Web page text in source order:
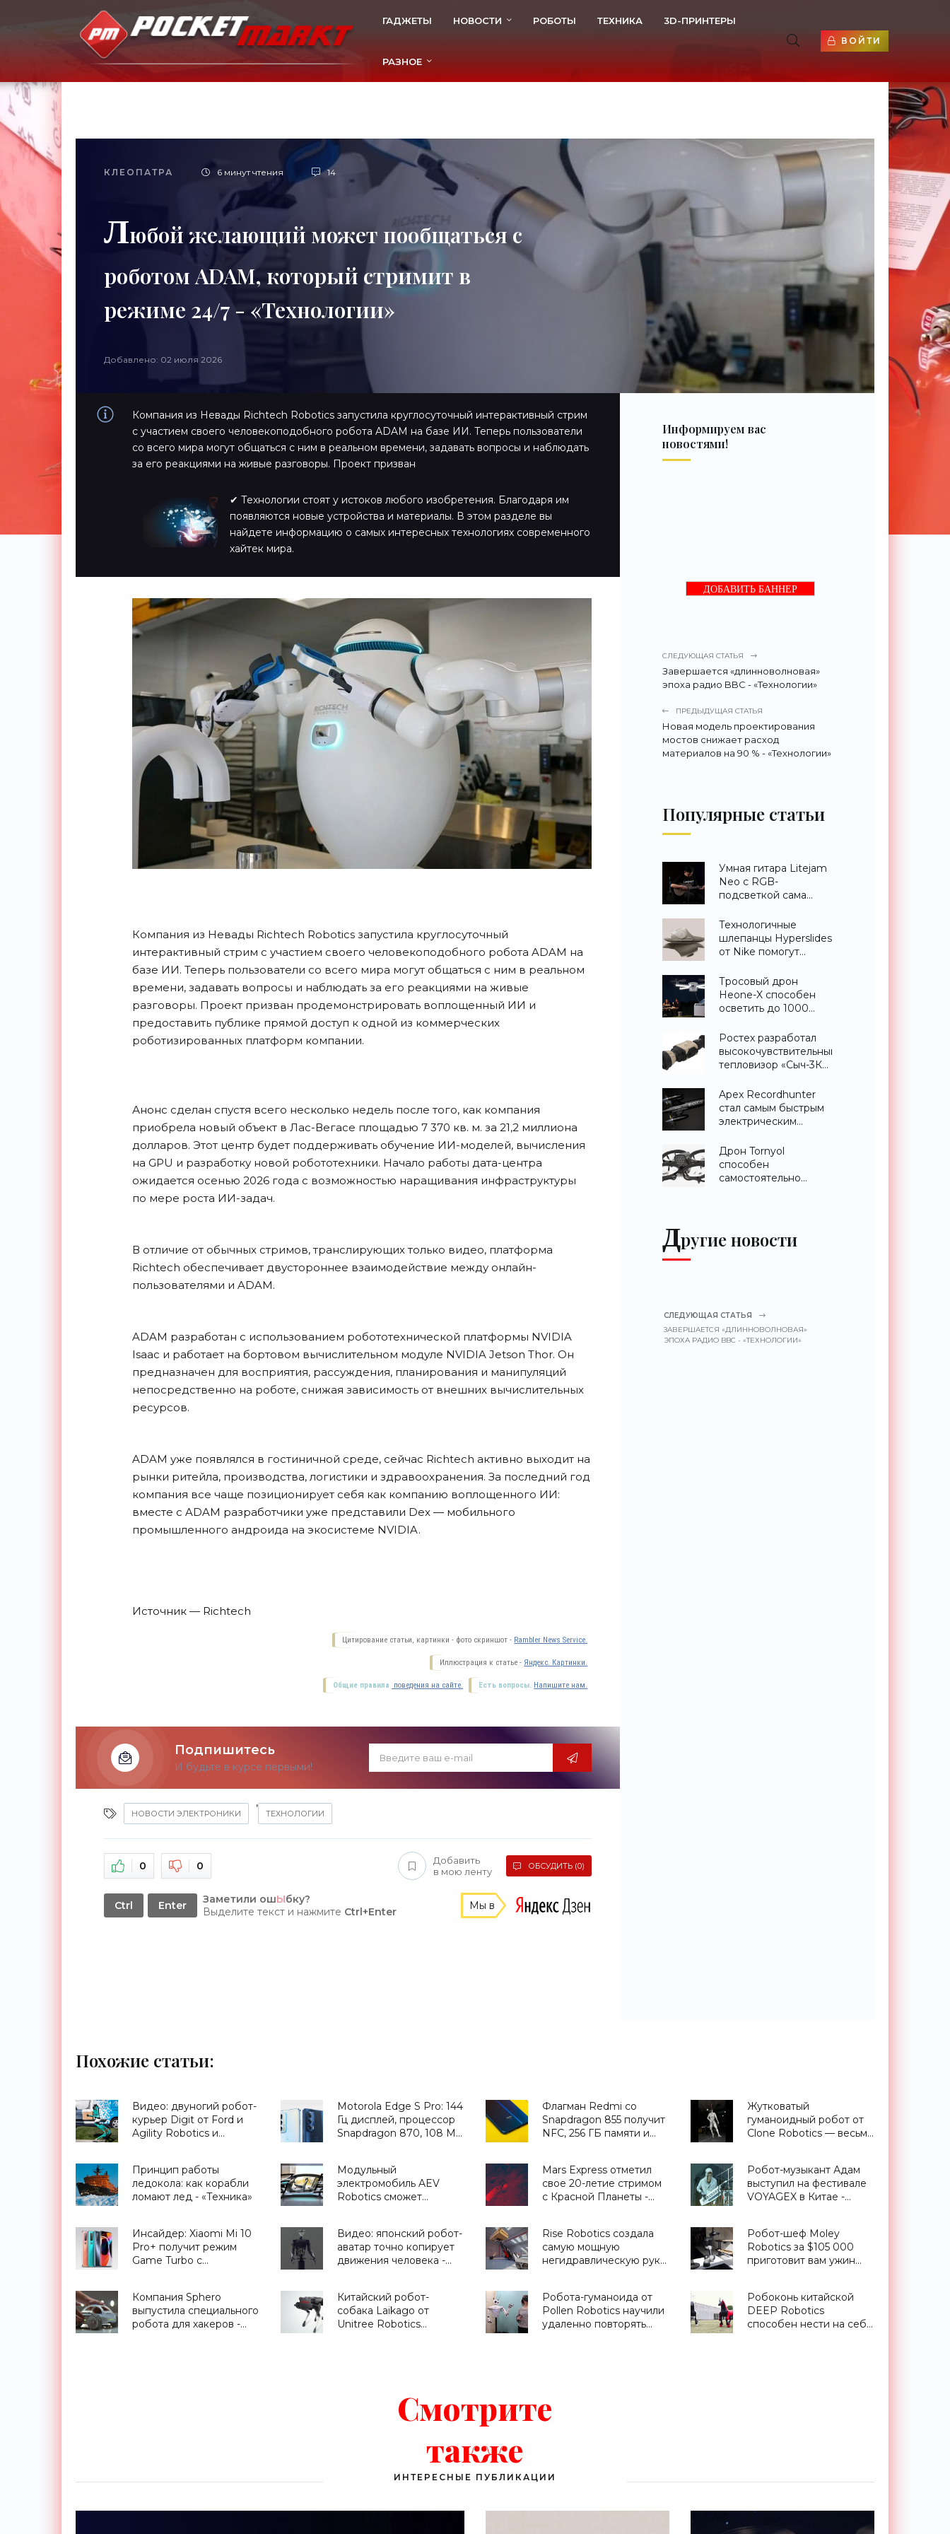
ГАДЖЕТЫ НОВОСТИ РОБОТЫ ТЕХНИКА 3D-ПРИНТЕРЫ
РАЗНОЕ
ВОЙТИ
КЛЕОПАТРА 6 минут чтения 14
Любой желающий может пообщаться с
роботом ADAM, который стримит в
режиме 24/7 - «Технологии»
Добавлено: 02 июля 2026
Компания из Невады Richtech Robotics запустила круглосуточный интерактивный стрим
с участием своего человекоподобного робота ADAM на базе ИИ. Теперь пользователи
со всего мира могут общаться с ним в реальном времени, задавать вопросы и наблюдать
за его реакциями на живые разговоры. Проект призван
✔ Технологии стоят у истоков любого изобретения. Благодаря им
появляются новые устройства и материалы. В этом разделе вы
найдете информацию о самых интересных технологиях современного
хайтек мира.
Компания из Невады Richtech Robotics запустила круглосуточный
интерактивный стрим с участием своего человекоподобного робота ADAM на
базе ИИ. Теперь пользователи со всего мира могут общаться с ним в реальном
времени, задавать вопросы и наблюдать за его реакциями на живые
разговоры. Проект призван продемонстрировать воплощенный ИИ и
предоставить публике прямой доступ к одной из коммерческих
роботизированных платформ компании.
Анонс сделан спустя всего несколько недель после того, как компания
приобрела новый объект в Лас-Вегасе площадью 7 370 кв. м. за 21,2 миллиона
долларов. Этот центр будет поддерживать обучение ИИ-моделей, вычисления
на GPU и разработку новой робототехники. Начало работы дата-центра
ожидается осенью 2026 года с возможностью наращивания инфраструктуры
по мере роста ИИ-задач.
В отличие от обычных стримов, транслирующих только видео, платформа
Richtech обеспечивает двустороннее взаимодействие между онлайн-
пользователями и ADAM.
ADAM разработан с использованием робототехнической платформы NVIDIA
Isaac и работает на бортовом вычислительном модуле NVIDIA Jetson Thor. Он
предназначен для восприятия, рассуждения, планирования и манипуляций
непосредственно на роботе, снижая зависимость от внешних вычислительных
ресурсов.
ADAM уже появлялся в гостиничной среде, сейчас Richtech активно выходит на
рынки ритейла, производства, логистики и здравоохранения. За последний год
компания все чаще позиционирует себя как компанию воплощенного ИИ:
вместе с ADAM разработчики уже представили Dex — мобильного
промышленного андроида на экосистеме NVIDIA.
Источник — Richtech
Цитирование статьи, картинки - фото скриншот - Rambler News Service.
Иллюстрация к статье - Яндекс. Картинки.
Есть вопросы. Напишите нам.
Общие правила поведения на сайте.
Подпишитесь
И будьте в курсе первыми!
НОВОСТИ ЭЛЕКТРОНИКИ
,
ТЕХНОЛОГИИ
0 0
Добавить
в мою ленту
ОБСУДИТЬ (0)
Ctrl Enter Заметили ошЫбку?
Выделите текст и нажмите Ctrl+Enter Мы в
Информируем вас
новостями!
ДОБАВИТЬ БАННЕР
СЛЕДУЮЩАЯ СТАТЬЯ
Завершается «длинноволновая»
эпоха радио BBC - «Технологии»
ПРЕДЫДУЩАЯ СТАТЬЯ
Новая модель проектирования
мостов снижает расход
материалов на 90 % - «Технологии»
Популярные статьи
Умная гитара Litejam
Neo с RGB-
подсветкой сама
«Гаджеты»
Технологичные
шлепанцы Hyperslides
от Nike помогут
ноги после
тренировки -
«Гаджеты»
Тросовый дрон
Heone-X способен
осветить до 1000
земли -
«Беспилотники»
Ростех разработал
высокочувствительный
тепловизор «Сыч-3К»
распознавания до 2
км - «Гаджеты»
Apex Recordhunter
стал самым быстрым
электрическим
«Беспилотники»
Дрон Tornyol
способен
самостоятельно
Другие новости
СЛЕДУЮЩАЯ СТАТЬЯ
ЗАВЕРШАЕТСЯ «ДЛИННОВОЛНОВАЯ»
ЭПОХА РАДИО BBC - «ТЕХНОЛОГИИ»
Похожие статьи:
Видео: двуногий робот-
курьер Digit от Ford и
Agility Robotics и
«Технологии»
Motorola Edge S Pro: 144
Гц дисплей, процессор
Snapdragon 870, 108 МП
Флагман Redmi со
Snapdragon 855 получит
NFC, 256 ГБ памяти и
«Смартфоны»
Жутковатый
гуманоидный робот от
Clone Robotics — весьма
Принцип работы
ледокола: как корабли
ломают лед - «Техника»
Модульный
электромобиль AEV
Robotics сможет
любым другим
беспилотником -
«Транспорт»
Mars Express отметил
свое 20-летие стримом
с Красной Планеты -
Робот-музыкант Адам
выступил на фестивале
VOYAGEX в Китае -
Инсайдер: Xiaomi Mi 10
Pro+ получит режим
Game Turbo с
- «Смартфоны»
Видео: японский робот-
аватар точно копирует
движения человека -
Rise Robotics создала
самую мощную
негидравлическую руку-
Робот-шеф Moley
Robotics за $105 000
приготовит вам ужин
Компания Sphero
выпустила специального
робота для хакеров -
Китайский робот-
собака Laikago от
Unitree Robotics
Робота-гуманоида от
Pollen Robotics научили
удаленно повторять
Робоконь китайской
DEEP Robotics
способен нести на себе
Смотрите
также
ИНТЕРЕСНЫЕ ПУБЛИКАЦИИ